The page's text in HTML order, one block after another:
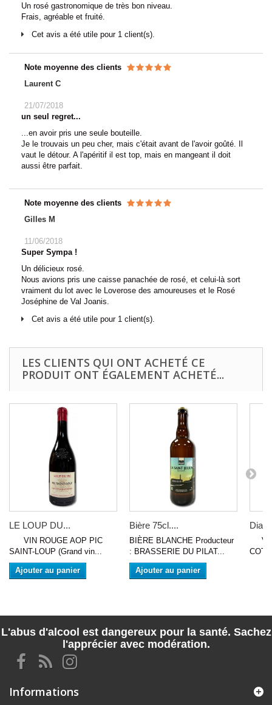
Un rosé gastronomique de très bon niveau.
Frais, agréable et fruité.
Cet avis a été utile pour 1 client(s).
Note moyenne des clients
Laurent C
21/07/2018
un seul regret...
...en avoir pris une seule bouteille.
Je le trouvais un peu cher, mais c'était avant de l'avoir goûté. Il
vaut le détour. A l'apéritif il est top, mais en mangeant il doit
aussi être parfait.
Note moyenne des clients
Gilles M
11/06/2018
Super Sympa !
Un délicieux rosé.
Nous avions pris une caisse panachée de rosé, et celui-là sort
vraiment du lot avec le Loverose des amoureuses et le Rosé
Joséphine de Val Joanis.
Cet avis a été utile pour 1 client(s).
LES CLIENTS QUI ONT ACHETÉ CE
PRODUIT ONT ÉGALEMENT ACHETÉ...
LE LOUP DU...
VIN ROUGE AOP PIC
SAINT-LOUP (Grand vin...
Ajouter au panier
Bière 75cl....
BIÈRE BLANCHE Producteur
: BRASSERIE DU PILAT...
Ajouter au panier
VIN
L'abus d'alcool est dangereux pour la santé. Sachez
l'apprécier avec modération.
Informations